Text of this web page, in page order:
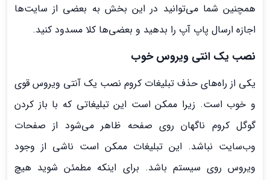
همچنین شما می‌توانید در این بخش به بعضی از سایت‌ها
اجازه ارسال پاپ آپ را بدهید و بعضی‌ها کلا مسدود کنید.
نصب یک انتی ویروس خوب
یکی از راه‌های حذف تبلیغات کروم نصب یک آنتی ویروس قوی
و خوب است. زیرا ممکن است این تبلیغاتی که با باز کردن
گوگل کروم ناگهان روی صفحه ظاهر می‌شود از صفحات
وب‌سایت‌ نباشد. این تبلیغات ممکن است ناشی از وجود
ویروس روی سیستم باشد. برای اینکه مطمئن شوید هیچ